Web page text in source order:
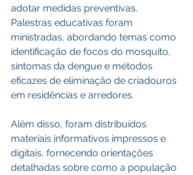
adotar medidas preventivas.
Palestras educativas foram
ministradas, abordando temas como
identificação de focos do mosquito,
sintomas da dengue e métodos
eficazes de eliminação de criadouros
em residências e arredores.
Além disso, foram distribuídos
materiais informativos impressos e
digitais, fornecendo orientações
detalhadas sobre como a população